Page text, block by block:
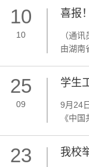
工作
喜报
（通
由湖南
功一
10
10
学生
9月24
《中
荣。
25
09
我校
23